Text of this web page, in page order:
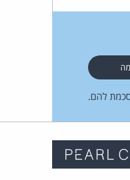
להם.